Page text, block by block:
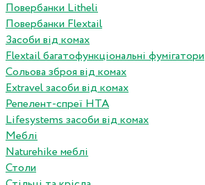
Повербанки Litheli
Повербанки Flextail
Засоби від комах
Flextail багатофункціональні фумігатори
Сольова зброя від комах
Extravel засоби від комах
Репелент-спреї HTA
Lifesystems засоби від комах
Меблі
Naturehike меблі
Столи